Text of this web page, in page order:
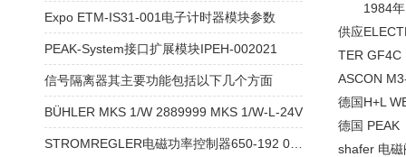
1984年
供应
TER GF4C
ASCON
德国H+L
德国 PEAK
shafer 电
Expo ETM-IS31-001电子计时器模块参数
PEAK-System接口扩展模块IPEH-002021
信号隔离器其主要功能包括以下几个方面
BÜHLER MKS 1/W 2889999 MKS 1/W-L-24V